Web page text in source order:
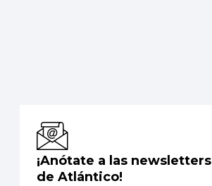
¡Anótate a las newsletters
de Atlántico!